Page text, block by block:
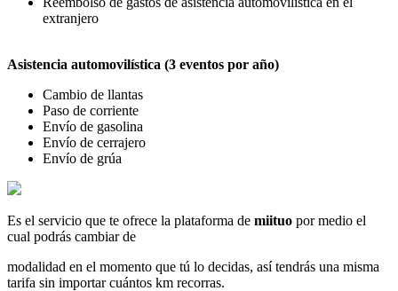
extranjero
Asistencia automovilística (3 eventos por año)
Cambio de llantas
Paso de corriente
Envío de gasolina
Envío de cerrajero
Envío de grúa
Es el servicio que te ofrece la plataforma de miituo por medio el
cual podrás cambiar de
modalidad en el momento que tú lo decidas, así tendrás una misma
tarifa sin importar cuántos km recorras.